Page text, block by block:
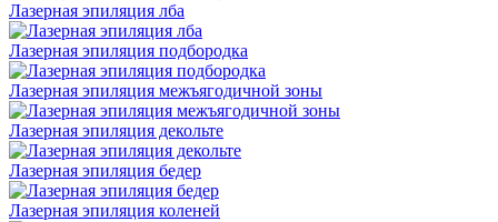
Лазерная эпиляция лба
Лазерная эпиляция подбородка
Лазерная эпиляция межъягодичной зоны
Лазерная эпиляция декольте
Лазерная эпиляция бедер
Лазерная эпиляция коленей